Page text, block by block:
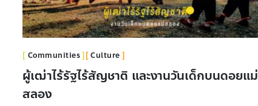
Communities Culture
ผู้เฒ่าไร้รัฐไร้สัญชาติ และงานวันเด็กบนดอยแม่
สลอง